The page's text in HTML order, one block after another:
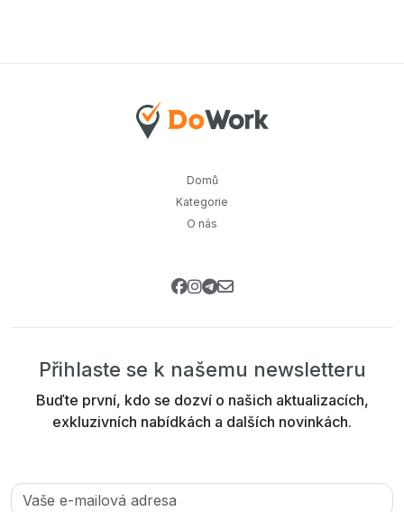
Domů
Kategorie
O nás
Přihlaste se k našemu newsletteru
Buďte první, kdo se dozví o našich aktualizacích,
exkluzivních nabídkách a dalších novinkách.